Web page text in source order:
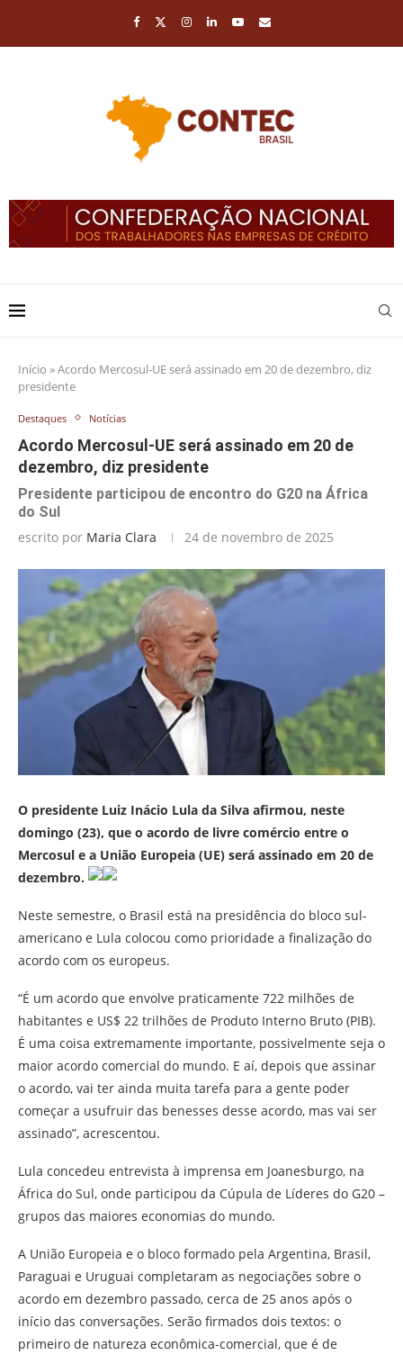
Início »Acordo Mercosul-UE será assinado em 20 de dezembro, diz
presidente
Destaques Notícias
Acordo Mercosul-UE será assinado em 20 de
dezembro, diz presidente
Presidente participou de encontro do G20 na África
do Sul
escrito por Maria Clara 24 de novembro de 2025
O presidente Luiz Inácio Lula da Silva afirmou, neste
domingo (23), que o acordo de livre comércio entre o
Mercosul e a União Europeia (UE) será assinado em 20 de
dezembro.
Neste semestre, o Brasil está na presidência do bloco sul-
americano e Lula colocou como prioridade a finalização do
acordo com os europeus.
“É um acordo que envolve praticamente 722 milhões de
habitantes e US$ 22 trilhões de Produto Interno Bruto (PIB).
É uma coisa extremamente importante, possivelmente seja o
maior acordo comercial do mundo. E aí, depois que assinar
o acordo, vai ter ainda muita tarefa para a gente poder
começar a usufruir das benesses desse acordo, mas vai ser
assinado”, acrescentou.
Lula concedeu entrevista à imprensa em Joanesburgo, na
África do Sul, onde participou da Cúpula de Líderes do G20 –
grupos das maiores economias do mundo.
A União Europeia e o bloco formado pela Argentina, Brasil,
Paraguai e Uruguai completaram as negociações sobre o
acordo em dezembro passado, cerca de 25 anos após o
início das conversações. Serão firmados dois textos: o
primeiro de natureza econômica-comercial, que é de